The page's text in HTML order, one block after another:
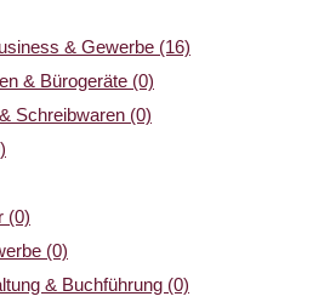
& Gewerbe (16)
& Bürogeräte (0)
Schreibwaren (0)
(0)
(0)
& Buchführung (0)